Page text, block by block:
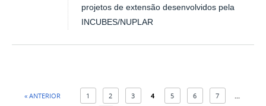
projetos de extensão desenvolvidos pela
INCUBES/NUPLAR
« ANTERIOR 1 2 3 4 5 6 7